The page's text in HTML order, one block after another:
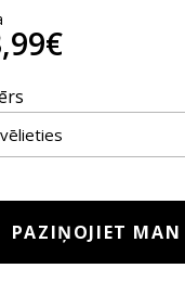
PAZIŅOJIET MAN